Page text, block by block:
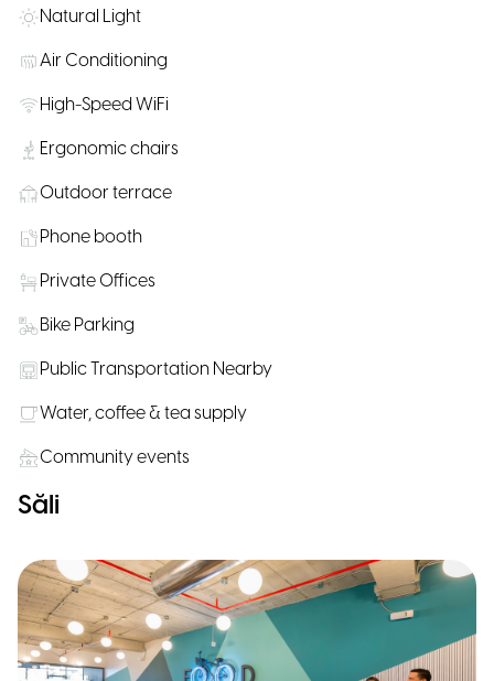
Natural Light
Air Conditioning
High-Speed WiFi
Ergonomic chairs
Outdoor terrace
Phone booth
Private Offices
Bike Parking
Public Transportation Nearby
Water, coffee & tea supply
Community events
Săli